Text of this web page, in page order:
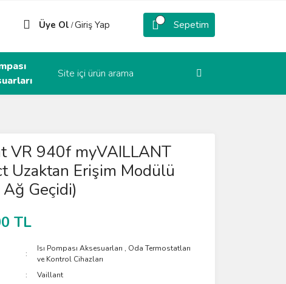
Üye Ol /Giriş Yap Sepetim
VR 940f myVAILLANT
Uzaktan Erişim Modülü
Geçidi)
TL
Isı Pompası Aksesuarları , Oda Termostatları
ve Kontrol Cihazları
Vaillant